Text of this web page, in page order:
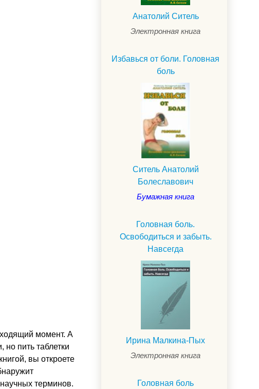
момент. А
но пить таблетки
вы откроете
терминов.
Анатолий Ситель
Электронная книга
Избавься от боли. Головная
боль
Ситель Анатолий
Болеславович
Бумажная книга
Головная боль.
Освободиться и забыть.
Навсегда
Ирина Малкина-Пых
Электронная книга
Головная боль